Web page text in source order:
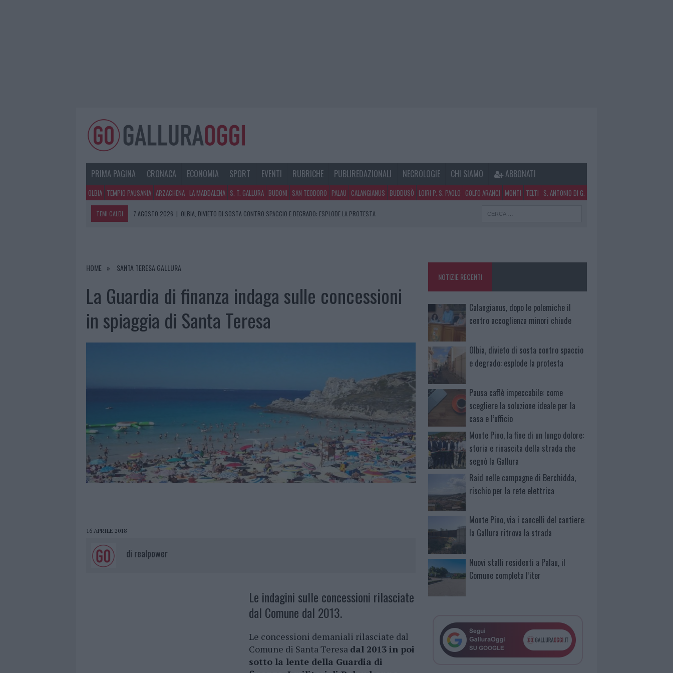
PRIMA PAGINA CRONACA ECONOMIA SPORT EVENTI RUBRICHE PUBLIREDAZIONALI NECROLOGIE CHI SIAMO ABBONATI
OLBIA TEMPIO PAUSANIA ARZACHENA LA MADDALENA S. T. GALLURA BUDONI SAN TEODORO PALAU CALANGIANUS BUDDUSÒ LOIRI P. S. PAOLO GOLFO ARANCI MONTI TELTI S. ANTONIO DI G.
TEMI CALDI 7 AGOSTO 2026 | OLBIA, DIVIETO DI SOSTA CONTRO SPACCIO E DEGRADO: ESPLODE LA PROTESTA
7 AGOSTO 2026 | RAID NELLE CAMPAGNE DI BERCHIDDA, RISCHIO PER LA RETE ELETTRICA
HOME SANTA TERESA GALLURA
La Guardia di finanza indaga sulle concessioni
in spiaggia di Santa Teresa
16 APRILE 2018
di realpower
Le indagini sulle concessioni rilasciate
dal Comune dal 2013.
Le concessioni demaniali rilasciate dal
Comune di Santa Teresa dal 2013 in poi
sotto la lente della Guardia di
NOTIZIE RECENTI
Calangianus, dopo le polemiche il
centro accoglienza minori chiude
Olbia, divieto di sosta contro spaccio
e degrado: esplode la protesta
Pausa caffè impeccabile: come
scegliere la soluzione ideale per la
casa e l’ufficio
Monte Pino, la fine di un lungo dolore:
storia e rinascita della strada che
segnò la Gallura
Raid nelle campagne di Berchidda,
rischio per la rete elettrica
Monte Pino, via i cancelli del cantiere:
la Gallura ritrova la strada
Nuovi stalli residenti a Palau, il
Comune completa l’iter